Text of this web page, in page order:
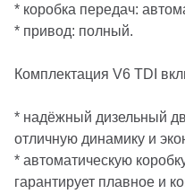
* коробка передач:
* привод: полный.
Комплектация V6 TDI
* надёжный дизельный
отличную динамику и
* автоматическую
гарантирует плавное и